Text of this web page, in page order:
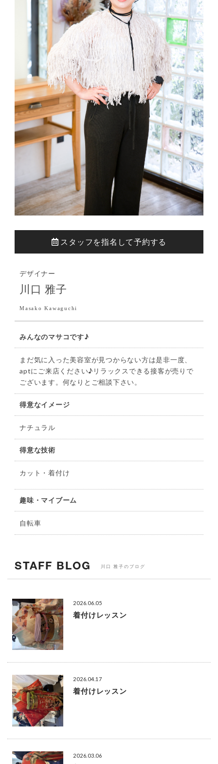
スタッフを指名して予約する
デザイナー
川口 雅子
Masako Kawaguchi
みんなのマサコです♪
まだ気に入った美容室が見つからない方は是非一度、
aptにご来店ください♪リラックスできる接客が売りで
ございます。何なりとご相談下さい。
得意なイメージ
ナチュラル
得意な技術
カット・着付け
趣味・マイブーム
自転車
STAFF BLOG 川口 雅子のブログ
2026.06.05
着付けレッスン
2026.04.17
着付けレッスン
2026.03.06